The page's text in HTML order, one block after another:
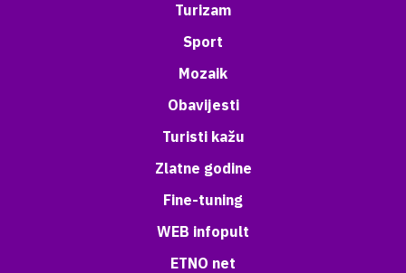
Turizam
Sport
Mozaik
Obavijesti
Turisti kažu
Zlatne godine
Fine-tuning
WEB infopult
ETNO net